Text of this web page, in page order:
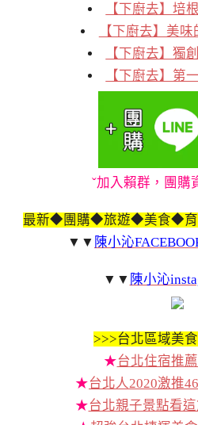
【下廚去】培
【下廚去】美
【下廚去】獨
【下廚去】第
ˇ加入賴群，團購
最新◆團購◆旅遊◆美食◆
▼▼ 陳小沁
▼▼ 陳小沁
>>>台北區域美
★台北住宿推
★台北人2020激推
★台北親子景點看